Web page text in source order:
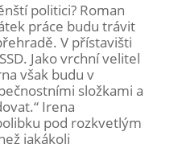
politici? Roman
práce budu trávit
V přístavišti
Jako vrchní velitel
však budu v
složkami a
Irena
pod rozkvetlým
jakákoli